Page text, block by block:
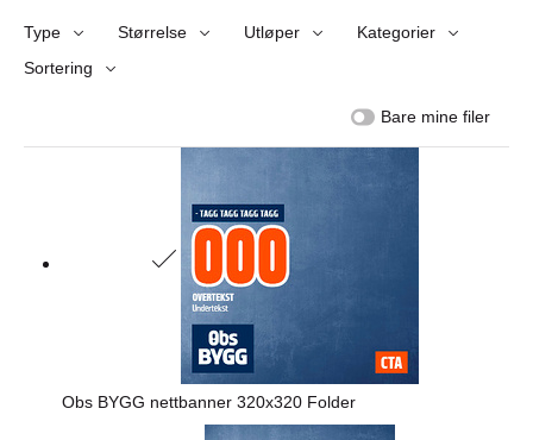
Type Størrelse Utløper
Kategorier
Sortering
Bare mine filer
Obs BYGG nettbanner 320x320 Folder